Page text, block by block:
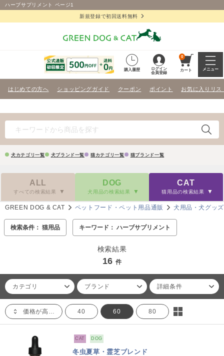
ハーブサプリメント ページ1
新規登録で初回送料無料
購入履歴
ログイン
会員登録
0
カート メニュー
はじめての方へ ショッピングガイド クーポン ポイント お気に入りリス
犬カテゴリ一覧 犬ブランド一覧 猫カテゴリ一覧 猫ブランド一覧
ALL
すべての検索結果
DOG
犬用品の検索結果
CAT
猫用品の検索結果
GREEN DOG & CAT ペットフード・ペット用品通販 犬用品・犬グッズ
検索条件： 猫用品 キーワード： ハーブサプリメント
検索結果
16 件
カテゴリ ブランド 詳細条件
価格が高い順 40 60 80
CAT DOG
冬虫夏草・霊芝ブレンド